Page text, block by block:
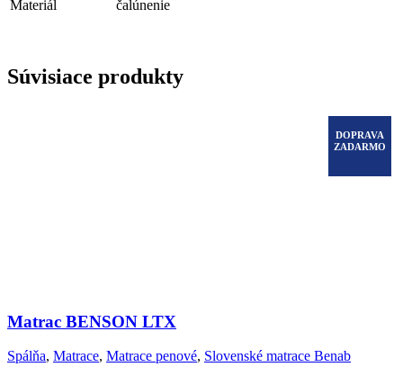
Materiál
čalúnenie
Súvisiace produkty
DOPRAVA
ZADARMO
Matrac BENSON LTX
Spálňa, Matrace, Matrace penové, Slovenské matrace Benab